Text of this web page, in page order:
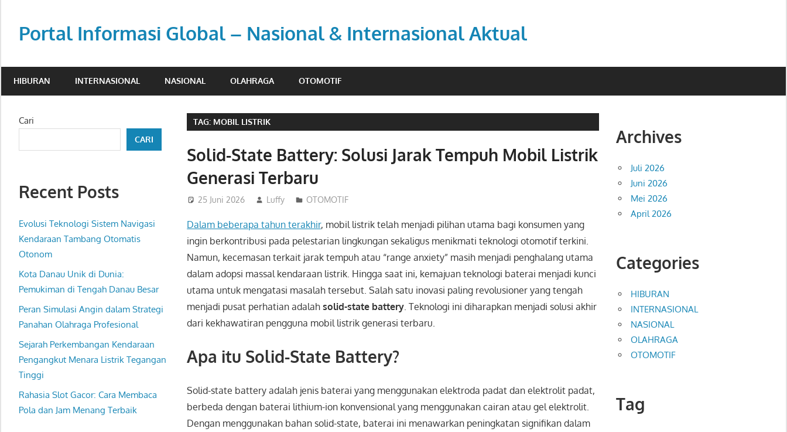
contentPortal Informasi Global – Nasional & Internasional Aktual
kredibel
pembaca
aktif.
HIBURAN INTERNASIONAL NASIONAL OLAHRAGA OTOMOTIF
TAG: MOBIL LISTRIK
Solid-State Battery: Solusi Jarak Tempuh Mobil Listrik
Generasi Terbaru
25 Juni 2026 Luffy OTOMOTIF
Dalam beberapa tahun terakhir, mobil listrik telah menjadi pilihan utama bagi konsumen yang
ingin berkontribusi pada pelestarian lingkungan sekaligus menikmati teknologi otomotif terkini.
Namun, kecemasan terkait jarak tempuh atau “range anxiety” masih menjadi penghalang utama
dalam adopsi massal kendaraan listrik. Hingga saat ini, kemajuan teknologi baterai menjadi kunci
utama untuk mengatasi masalah tersebut. Salah satu inovasi paling revolusioner yang tengah
menjadi pusat perhatian adalahsolid-state battery. Teknologi ini diharapkan menjadi solusi akhir
dari kekhawatiran pengguna mobil listrik generasi terbaru.
Apa itu Solid-State Battery?
Solid-state battery adalah jenis baterai yang menggunakan elektroda padat dan elektrolit padat,
berbeda dengan baterai lithium-ion konvensional yang menggunakan cairan atau gel elektrolit.
Dengan menggunakan bahan solid-state, baterai ini menawarkan peningkatan signifikan dalam
Cari
CARI
Recent Posts
Evolusi Teknologi Sistem Navigasi
Kendaraan Tambang Otomatis
Otonom
Kota Danau Unik di Dunia:
Pemukiman di Tengah Danau Besar
Peran Simulasi Angin dalam Strategi
Panahan Olahraga Profesional
Sejarah Perkembangan Kendaraan
Pengangkut Menara Listrik Tegangan
Tinggi
Rahasia Slot Gacor: Cara Membaca
Pola dan Jam Menang Terbaik
Archives
Juli 2026
Juni 2026
Mei 2026
April 2026
Categories
HIBURAN
INTERNASIONAL
NASIONAL
OLAHRAGA
OTOMOTIF
Tag